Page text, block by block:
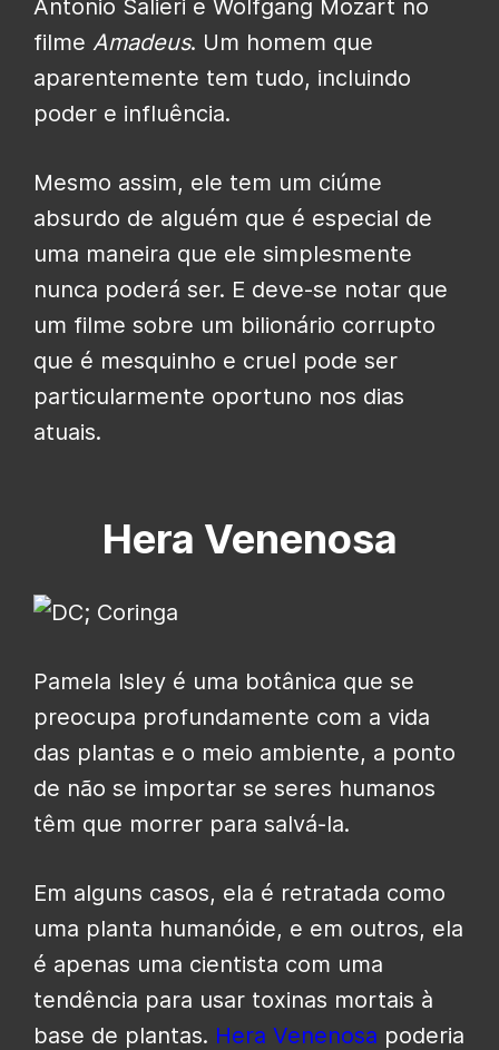
Antonio Salieri e Wolfgang Mozart no
filme Amadeus. Um homem que
aparentemente tem tudo, incluindo
poder e influência.
Mesmo assim, ele tem um ciúme
absurdo de alguém que é especial de
uma maneira que ele simplesmente
nunca poderá ser. E deve-se notar que
um filme sobre um bilionário corrupto
que é mesquinho e cruel pode ser
particularmente oportuno nos dias
atuais.
Hera Venenosa
Pamela Isley é uma botânica que se
preocupa profundamente com a vida
das plantas e o meio ambiente, a ponto
de não se importar se seres humanos
têm que morrer para salvá-la.
Em alguns casos, ela é retratada como
uma planta humanóide, e em outros, ela
é apenas uma cientista com uma
tendência para usar toxinas mortais à
base de plantas. Hera Venenosa poderia